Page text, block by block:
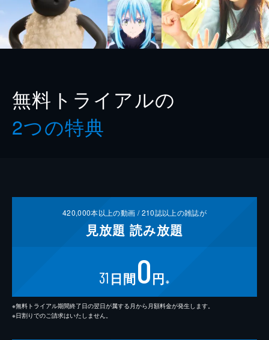
無料トライアルの
2つの特典
420,000本以上の動画 /210誌以上の雑誌が
見放題 読み放題
31 日間0円 ※
※無料トライアル期間終了日の翌日が属する月から月額料金が発生します。
※日割りでのご請求はいたしません。